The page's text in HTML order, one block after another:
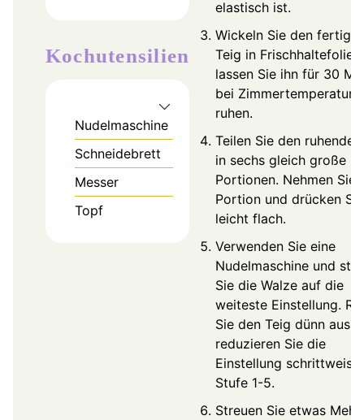
Kochutensilien
Nudelmaschine
Schneidebrett
Messer
Topf
elastisch ist.
Wickeln Sie den
Teig in Frischhaltefolie
lassen Sie ihn für 30
bei Zimmertemperatur
ruhen.
Teilen Sie den
in sechs gleich große
Portionen. Nehmen Sie
Portion und drücken
leicht flach.
Verwenden Sie eine
Nudelmaschine und
Sie die Walze auf die
weiteste Einstellung.
Sie den Teig dünn aus
reduzieren Sie die
Einstellung schrittweise
Stufe 1-5.
Streuen Sie etwas Mehl